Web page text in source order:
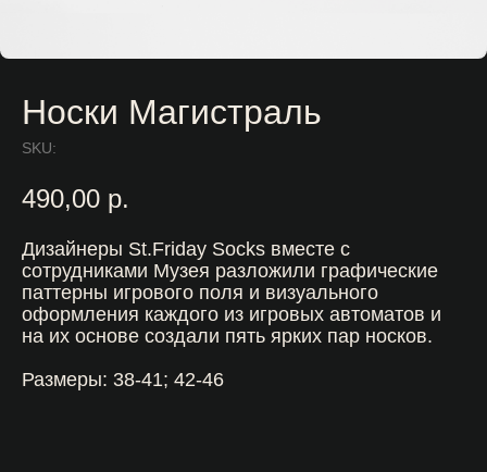
Носки Магистраль
SKU:
490,00 р.
Дизайнеры St.Friday Socks вместе с
сотрудниками Музея разложили графические
паттерны игрового поля и визуального
оформления каждого из игровых автоматов и
на их основе создали пять ярких пар носков.
Размеры: 38-41; 42-46